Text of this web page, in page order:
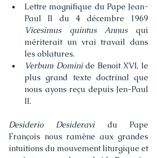
Lettre magnifique du Pape Jean-
Vicesimus quintus Annus qui
mériterait un vrai travail dans
les oblatures.
Verbum Domini de Benoit XVI, le
plus grand texte doctrinal que
nous ayons reçu depuis Jen-Paul
II.
Desiderio Desideravi du Pape
François nous ramène aux grandes
intuitions du mouvement liturgique et